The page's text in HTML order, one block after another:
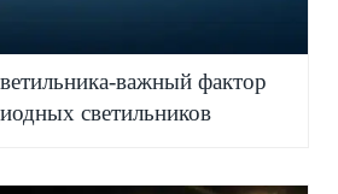
важный фактор
светильников